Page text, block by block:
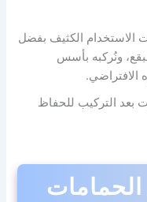
الاستخدام الكثيف بفضل
ونُركبه بأسس
الافتراضي.
بعد التركيب للحفاظ